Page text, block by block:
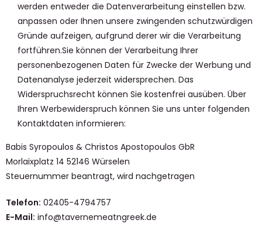
werden entweder die Datenverarbeitung einstellen bzw.
anpassen oder Ihnen unsere zwingenden schutzwürdigen
Gründe aufzeigen, aufgrund derer wir die Verarbeitung
fortführen.Sie können der Verarbeitung Ihrer
personenbezogenen Daten für Zwecke der Werbung und
Datenanalyse jederzeit widersprechen. Das
Widerspruchsrecht können Sie kostenfrei ausüben. Über
Ihren Werbewiderspruch können Sie uns unter folgenden
Kontaktdaten informieren:
Babis Syropoulos & Christos Apostopoulos GbR
Morlaixplatz 14 52146 Würselen
Steuernummer beantragt, wird nachgetragen
Telefon: 02405-4794757
E-Mail: info@tavernemeatngreek.de